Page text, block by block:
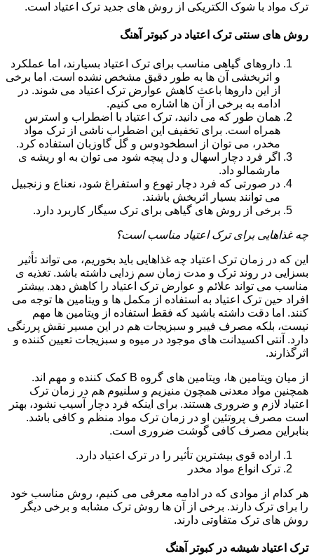
ترک مواد با شوک الکتریکی از روش های جدید ترک اعتیاد است.
روش های سنتی ترک اعتیاد در کبوتر آهنگ
داروهای گیاهی مناسب برای ترک اعتیاد بسیارند، اما عملکرد
و اثربخشی آن ها به طور دقیق مشخص نشده است. اما برخی
از این داروها باعث کاهش عوارض ترک اعتیاد می شوند. در
ادامه به برخی از آن ها اشاره می کنیم.
همان طور که می دانید، ترک اعتیاد با اضطراب و استرس
همراه است. برای تخفیف این اضطراب ناشی از ترک مواد
مخدر، می توان از اسطخودوس و گل گاوزبان استفاده کرد.
اگر فرد دچار اسهال و دل پیچه شود می توان به او ریشه ی
مارشمالو داد.
در صورتی که فرد دچار تهوع و استفراغ شود، نعناع و زنجبیل
می توانند بسیار اثربخش باشند.
برخی از روش های گیاهی برای ترک سیگار کاربرد دارد.
چه غذاهایی برای ترک اعتیاد مناسب است؟
این که در زمان ترک اعتیاد چه غذاهایی باید بخوریم، می تواند تأثیر
بسزایی در روند ترک و مدت زمان سم زدایی داشته باشد. تغذیه ی
مناسب می تواند علائم و عوارض ترک اعتیاد را کاهش دهد. بیشتر
افراد حین ترک اعتیاد به استفاده از مکمل ها و ویتامین ها توجه می
کنند. اما دقت داشته باشید که فقط استفاده از ویتامین ها مهم
نیست، بلکه مصرف فیبر و سبزیجات هم در این مسیر نقش پررنگی
دارد. آنتی اکسیدانت های موجود در میوه و سبزیجات تعیین کننده و
اثرگذارند.
از میان ویتامین ها، ویتامین های گروه B کمک کننده و مهم اند.
همچنین مواد معدنی همچون منیزیم و سلنیوم هم در زمان ترک
اعتیاد لازم و ضروری هستند. برای اینکه فرد دچار آسیب نشود، بهتر
است مصرف پروتئین او در زمان ترک مواد منظم و کافی باشد.
بنابراین مصرف کافی گوشت ضروری است.
اراده قوی بیشترین تأثیر را در ترک اعتیاد دارد.
ترک انواع مواد مخدر
هر کدام از موادی که در ادامه معرفی می کنیم، روش مناسب خود
را برای ترک دارند. برخی از آن ها روش ترک مشابه و برخی دیگر
روش های ترک متفاوتی دارند.
ترک اعتیاد شیشه در کبوتر آهنگ